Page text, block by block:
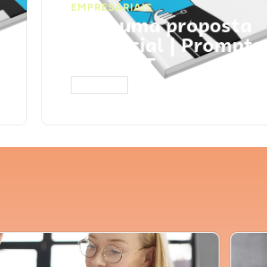
EMPRESARIAIS
Faça uma proposta
comercial | Prompts
ChatGPT